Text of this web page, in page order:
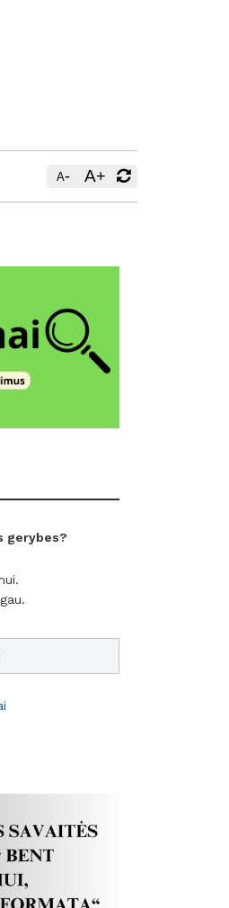
A- A+
gerybes?